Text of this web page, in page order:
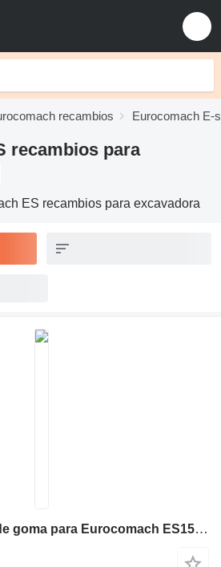
recambios Eurocomach E-
recambios para
ES recambios para excavadora
230 x 96 x 33 oruga de goma para Eurocomach ES1501 miniexcavadora